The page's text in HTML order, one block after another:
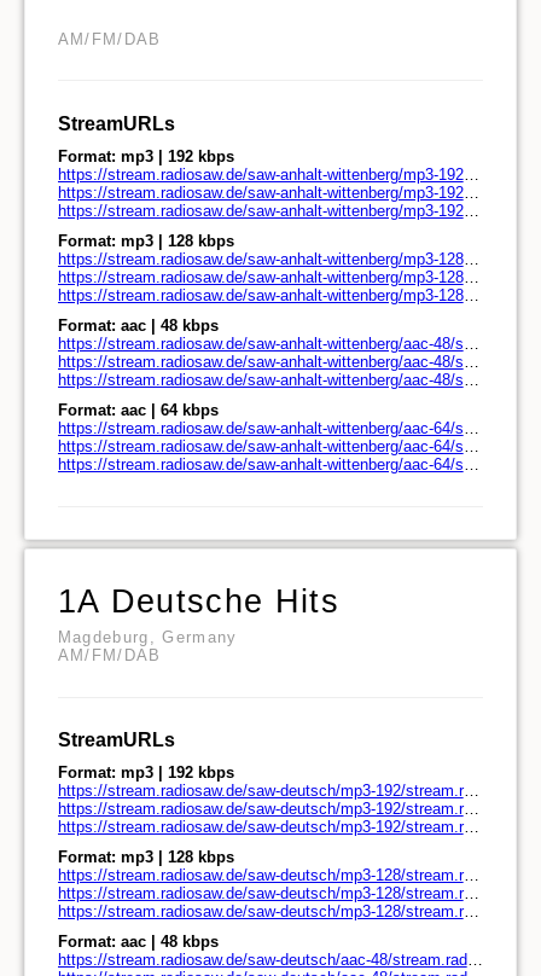
AM/FM/DAB
StreamURLs
Format: mp3 | 192 kbps
https://stream.radiosaw.de/saw-anhalt-wittenberg/mp3-192/stream.radiosaw.de/
https://stream.radiosaw.de/saw-anhalt-wittenberg/mp3-192/stream.radiosaw.de/play.pls
https://stream.radiosaw.de/saw-anhalt-wittenberg/mp3-192/stream.radiosaw.de/play.m3u
Format: mp3 | 128 kbps
https://stream.radiosaw.de/saw-anhalt-wittenberg/mp3-128/stream.radiosaw.de/
https://stream.radiosaw.de/saw-anhalt-wittenberg/mp3-128/stream.radiosaw.de/play.pls
https://stream.radiosaw.de/saw-anhalt-wittenberg/mp3-128/stream.radiosaw.de/play.m3u
Format: aac | 48 kbps
https://stream.radiosaw.de/saw-anhalt-wittenberg/aac-48/stream.radiosaw.de/
https://stream.radiosaw.de/saw-anhalt-wittenberg/aac-48/stream.radiosaw.de/play.pls
https://stream.radiosaw.de/saw-anhalt-wittenberg/aac-48/stream.radiosaw.de/play.m3u
Format: aac | 64 kbps
https://stream.radiosaw.de/saw-anhalt-wittenberg/aac-64/stream.radiosaw.de/
https://stream.radiosaw.de/saw-anhalt-wittenberg/aac-64/stream.radiosaw.de/play.pls
https://stream.radiosaw.de/saw-anhalt-wittenberg/aac-64/stream.radiosaw.de/play.m3u
1A Deutsche Hits
Magdeburg, Germany
AM/FM/DAB
StreamURLs
Format: mp3 | 192 kbps
https://stream.radiosaw.de/saw-deutsch/mp3-192/stream.radiosaw.de/
https://stream.radiosaw.de/saw-deutsch/mp3-192/stream.radiosaw.de/play.pls
https://stream.radiosaw.de/saw-deutsch/mp3-192/stream.radiosaw.de/play.m3u
Format: mp3 | 128 kbps
https://stream.radiosaw.de/saw-deutsch/mp3-128/stream.radiosaw.de/
https://stream.radiosaw.de/saw-deutsch/mp3-128/stream.radiosaw.de/play.pls
https://stream.radiosaw.de/saw-deutsch/mp3-128/stream.radiosaw.de/play.m3u
Format: aac | 48 kbps
https://stream.radiosaw.de/saw-deutsch/aac-48/stream.radiosaw.de/